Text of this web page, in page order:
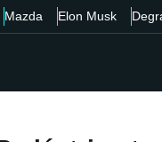
Mazda Elon Musk